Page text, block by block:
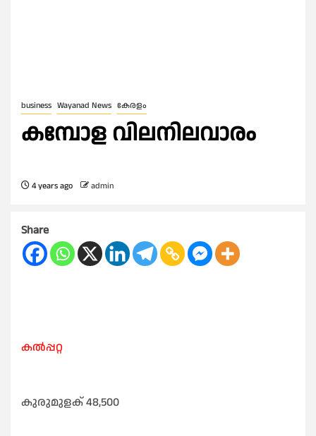
business Wayanad News കേരളം
കമ്പോള വിലനിലവാരം
4 years ago admin
Share
കൽപ്പറ്റ
കുരുമുളക് 48,500